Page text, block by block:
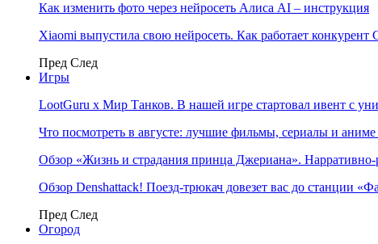
Как изменить фото через нейросеть Алиса AI – инструкция
Xiaomi выпустила свою нейросеть. Как работает конкурент
Пред След
Игры
LootGuru x Мир Танков. В нашей игре стартовал ивент с
Что посмотреть в августе: лучшие фильмы, сериалы и аниме
Обзор «Жизнь и страдания принца Джериана».
Обзор Denshattack! Поезд-трюкач довезет вас до станции
Пред След
Огород